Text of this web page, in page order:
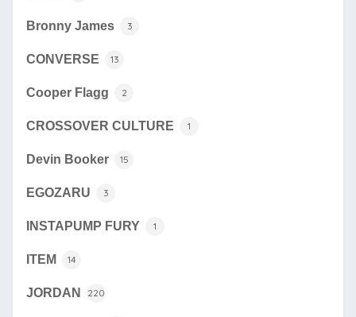
Bronny James 3
CONVERSE 13
Cooper Flagg 2
CROSSOVER CULTURE 1
Devin Booker 15
EGOZARU 3
INSTAPUMP FURY 1
ITEM 14
JORDAN 220